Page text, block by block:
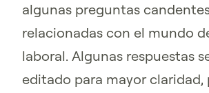
algunas preguntas
relacionadas con el mundo
laboral. Algunas respuestas
editado para mayor claridad,